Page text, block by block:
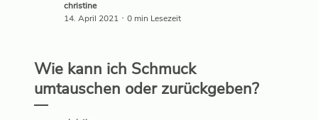
christine
14. April 2021 ･ 0 min Lesezeit
Wie kann ich Schmuck
umtauschen oder zurückgeben?